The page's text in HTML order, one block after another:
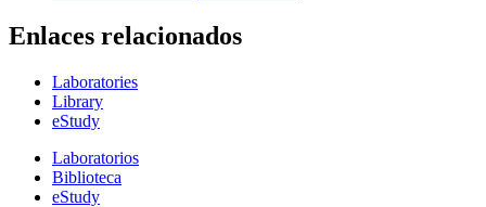
Enlaces relacionados
Laboratories
Library
eStudy
Laboratorios
Biblioteca
eStudy